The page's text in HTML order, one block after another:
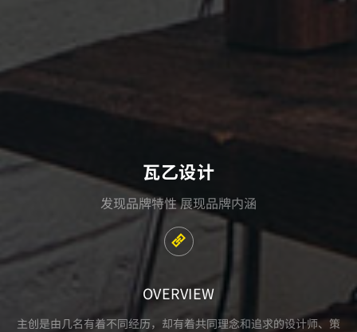
瓦乙设计
发现品牌特性 展现品牌内涵
OVERVIEW
主创是由几名有着不同经历，却有着共同理念和追求的设计师、策